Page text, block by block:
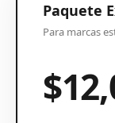
Paquete
Para marcas